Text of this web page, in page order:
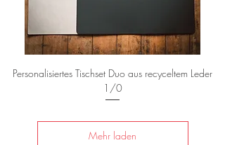
Personalisiertes Tischset Duo aus recyceltem Leder
1/0
Mehr laden